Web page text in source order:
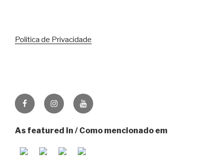
Politica de Privacidade
FacebookInstagramYoutube
As featured in / Como mencionado em